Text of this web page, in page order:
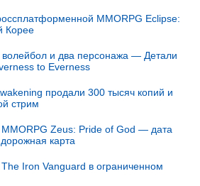
MMORPG Eclipse:
Корее
и два персонажа — Детали
to Everness
продали 300 тысяч копий и
стрим
MMORPG Zeus: Pride of God — дата
карта
Iron Vanguard в ограниченном